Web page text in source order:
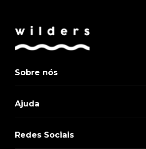
Sobre nós
Ajuda
Redes Sociais